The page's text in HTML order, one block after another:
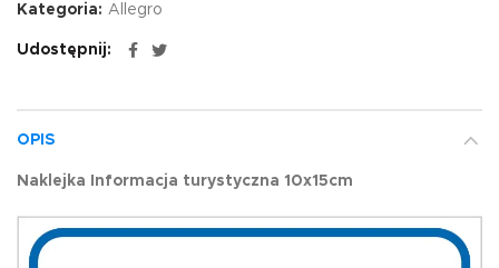
Kategoria: Allegro
Udostępnij
OPIS
Naklejka Informacja turystyczna 10x15cm